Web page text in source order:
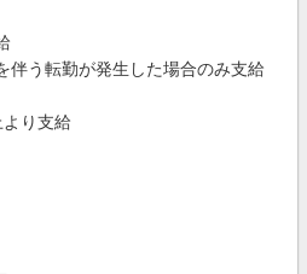
伴う転勤が発生した場合のみ支給
り支給